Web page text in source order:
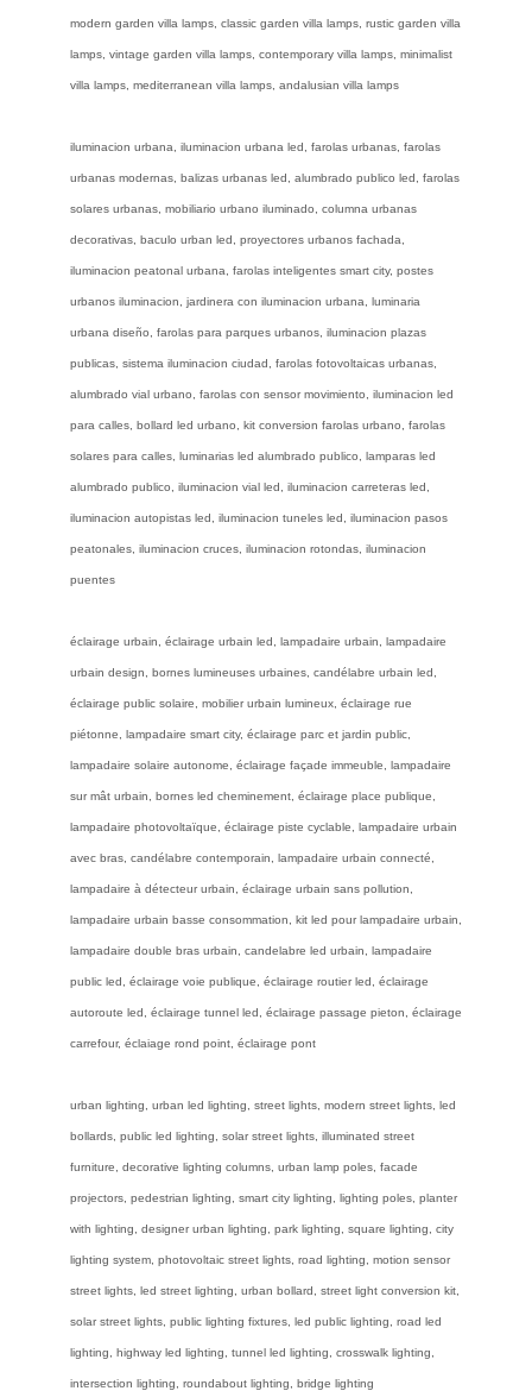
modern garden villa lamps, classic garden villa lamps, rustic garden villa
lamps, vintage garden villa lamps, contemporary villa lamps, minimalist
villa lamps, mediterranean villa lamps, andalusian villa lamps
iluminacion urbana, iluminacion urbana led, farolas urbanas, farolas
urbanas modernas, balizas urbanas led, alumbrado publico led, farolas
solares urbanas, mobiliario urbano iluminado, columna urbanas
decorativas, baculo urban led, proyectores urbanos fachada,
iluminacion peatonal urbana, farolas inteligentes smart city, postes
urbanos iluminacion, jardinera con iluminacion urbana, luminaria
urbana diseño, farolas para parques urbanos, iluminacion plazas
publicas, sistema iluminacion ciudad, farolas fotovoltaicas urbanas,
alumbrado vial urbano, farolas con sensor movimiento, iluminacion led
para calles, bollard led urbano, kit conversion farolas urbano, farolas
solares para calles, luminarias led alumbrado publico, lamparas led
alumbrado publico, iluminacion vial led, iluminacion carreteras led,
iluminacion autopistas led, iluminacion tuneles led, iluminacion pasos
peatonales, iluminacion cruces, iluminacion rotondas, iluminacion
puentes
éclairage urbain, éclairage urbain led, lampadaire urbain, lampadaire
urbain design, bornes lumineuses urbaines, candélabre urbain led,
éclairage public solaire, mobilier urbain lumineux, éclairage rue
piétonne, lampadaire smart city, éclairage parc et jardin public,
lampadaire solaire autonome, éclairage façade immeuble, lampadaire
sur mât urbain, bornes led cheminement, éclairage place publique,
lampadaire photovoltaïque, éclairage piste cyclable, lampadaire urbain
avec bras, candélabre contemporain, lampadaire urbain connecté,
lampadaire à détecteur urbain, éclairage urbain sans pollution,
lampadaire urbain basse consommation, kit led pour lampadaire urbain,
lampadaire double bras urbain, candelabre led urbain, lampadaire
public led, éclairage voie publique, éclairage routier led, éclairage
autoroute led, éclairage tunnel led, éclairage passage pieton, éclairage
carrefour, éclaiage rond point, éclairage pont
urban lighting, urban led lighting, street lights, modern street lights, led
bollards, public led lighting, solar street lights, illuminated street
furniture, decorative lighting columns, urban lamp poles, facade
projectors, pedestrian lighting, smart city lighting, lighting poles, planter
with lighting, designer urban lighting, park lighting, square lighting, city
lighting system, photovoltaic street lights, road lighting, motion sensor
street lights, led street lighting, urban bollard, street light conversion kit,
solar street lights, public lighting fixtures, led public lighting, road led
lighting, highway led lighting, tunnel led lighting, crosswalk lighting,
intersection lighting, roundabout lighting, bridge lighting